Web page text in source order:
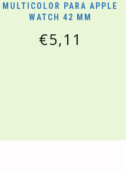
MULTICOLOR PARA APPLE
WATCH 42 MM
€5,11